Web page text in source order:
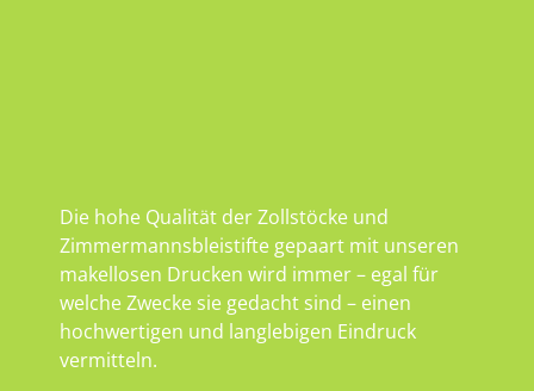
Die hohe Qualität der Zollstöcke und
Zimmermannsbleistifte gepaart mit unseren
makellosen Drucken wird immer – egal für
welche Zwecke sie gedacht sind – einen
hochwertigen und langlebigen Eindruck
vermitteln.